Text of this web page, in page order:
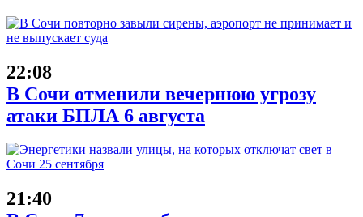
22:08
В Сочи отменили вечернюю угрозу
атаки БПЛА 6 августа
21:40